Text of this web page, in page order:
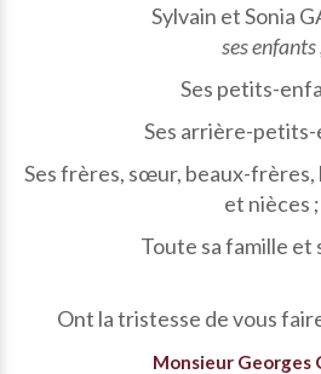
Sylvain et Sonia
ses enfants
Ses petits-
Ses arrière-
Ses frères, sœur, beaux-
et nièces ;
Toute sa famille et
Ont la tristesse de vous
Monsieur Georges